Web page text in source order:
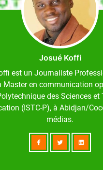
Josué Koffi
est un Journaliste
Master en communication
des Sciences et
(ISTC-P), à Abidjan/
médias.